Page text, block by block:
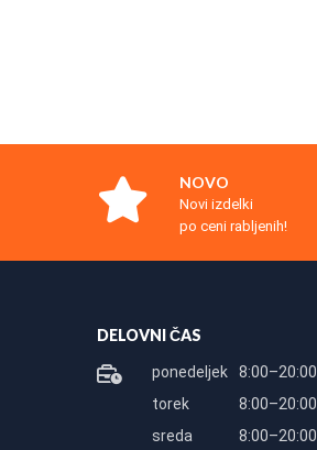
NOVO
Novi izdelki
po ceni rabljenih!
DELOVNI ČAS
ponedeljek
8:00–20:00
torek
8:00–20:00
sreda
8:00–20:00